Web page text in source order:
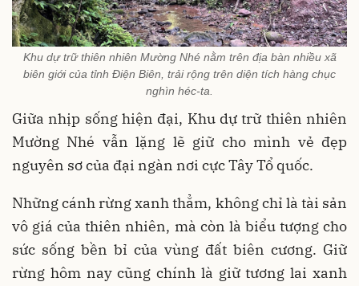
Khu dự trữ thiên nhiên Mường Nhé nằm trên địa bàn nhiều xã
biên giới của tỉnh Điện Biên, trải rộng trên diện tích hàng chục
nghìn héc-ta.
Giữa nhịp sống hiện đại, Khu dự trữ thiên nhiên
Mường Nhé vẫn lặng lẽ giữ cho mình vẻ đẹp
nguyên sơ của đại ngàn nơi cực Tây Tổ quốc.
Những cánh rừng xanh thẳm, không chỉ là tài sản
vô giá của thiên nhiên, mà còn là biểu tượng cho
sức sống bền bỉ của vùng đất biên cương. Giữ
rừng hôm nay cũng chính là giữ tương lai xanh